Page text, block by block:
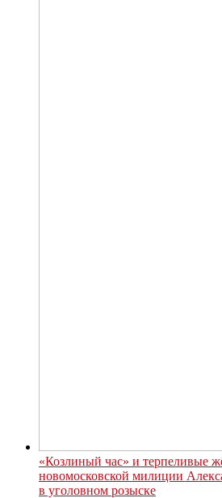
«Козлиный час» и терпеливые
новомосковской милиции
в уголовном розыске